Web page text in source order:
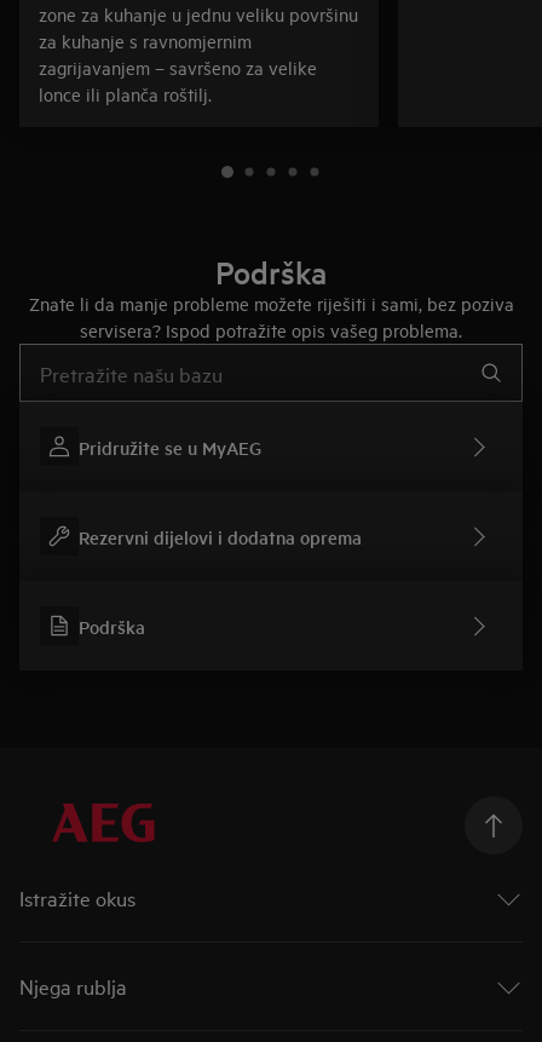
zone za kuhanje u jednu veliku površinu
za kuhanje s ravnomjernim
zagrijavanjem – savršeno za velike
lonce ili planča roštilj.
Podrška
Znate li da manje probleme možete riješiti i sami, bez poziva
servisera? Ispod potražite opis vašeg problema.
Pridružite se u MyAEG
Rezervni dijelovi i dodatna oprema
Podrška
Istražite okus
Taste of Tommorow
Mastery Range
Njega rublja